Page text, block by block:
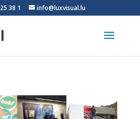
38 1 info@luxvisual.lu